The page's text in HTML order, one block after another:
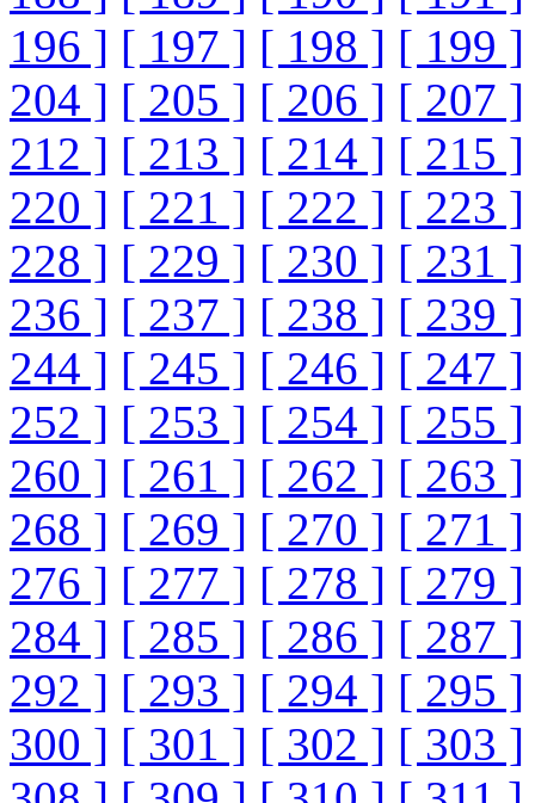
196 ] [ 197 ] [ 198 ] [ 199 ]
204 ] [ 205 ] [ 206 ] [ 207 ]
212 ] [ 213 ] [ 214 ] [ 215 ]
220 ] [ 221 ] [ 222 ] [ 223 ]
228 ] [ 229 ] [ 230 ] [ 231 ]
236 ] [ 237 ] [ 238 ] [ 239 ]
244 ] [ 245 ] [ 246 ] [ 247 ]
252 ] [ 253 ] [ 254 ] [ 255 ]
260 ] [ 261 ] [ 262 ] [ 263 ]
268 ] [ 269 ] [ 270 ] [ 271 ]
276 ] [ 277 ] [ 278 ] [ 279 ]
284 ] [ 285 ] [ 286 ] [ 287 ]
292 ] [ 293 ] [ 294 ] [ 295 ]
300 ] [ 301 ] [ 302 ] [ 303 ]